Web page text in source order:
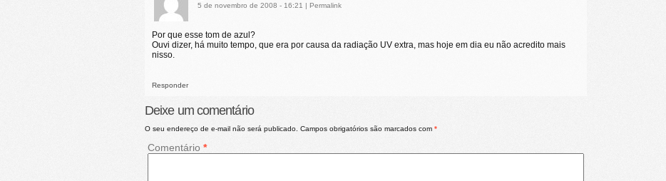
5 de novembro de 2008 - 16:21 | Permalink
Por que esse tom de azul?
Ouvi dizer, há muito tempo, que era por causa da radiação UV extra, mas hoje em dia eu não acredito mais
nisso.
Responder
Deixe um comentário
O seu endereço de e-mail não será publicado. Campos obrigatórios são marcados com *
Comentário *